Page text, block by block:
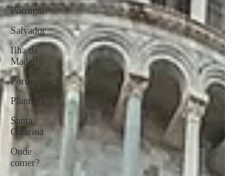
Portugal
Salvador
Ilha da
Madeira
Porto
Planners
Santa
Catarina
Onde
comer?